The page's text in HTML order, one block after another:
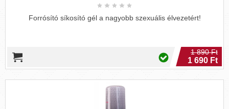
Forrósító síkosító gél a nagyobb szexuális élvezetért!
1 890 Ft
1 690 Ft